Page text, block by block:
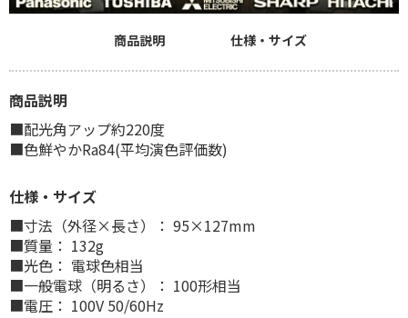
商品説明 仕様・サイズ
商品説明
■配光角アップ約220度
■色鮮やかRa84(平均演色評価数)
仕様・サイズ
■寸法（外径×長さ）： 95×127mm
■質量： 132g
■光色： 電球色相当
■一般電球（明るさ）： 100形相当
■電圧： 100V 50/60Hz